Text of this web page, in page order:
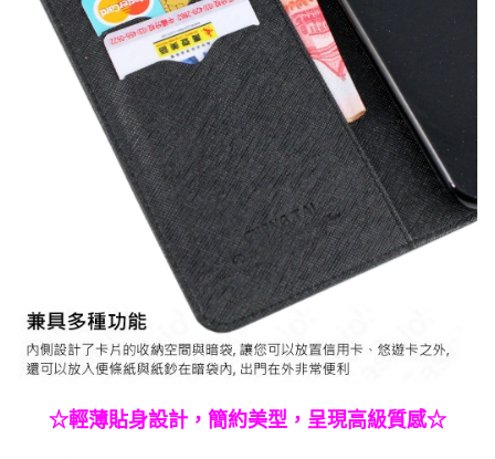
☆輕薄貼身設計，簡約美型，呈現高級質感☆